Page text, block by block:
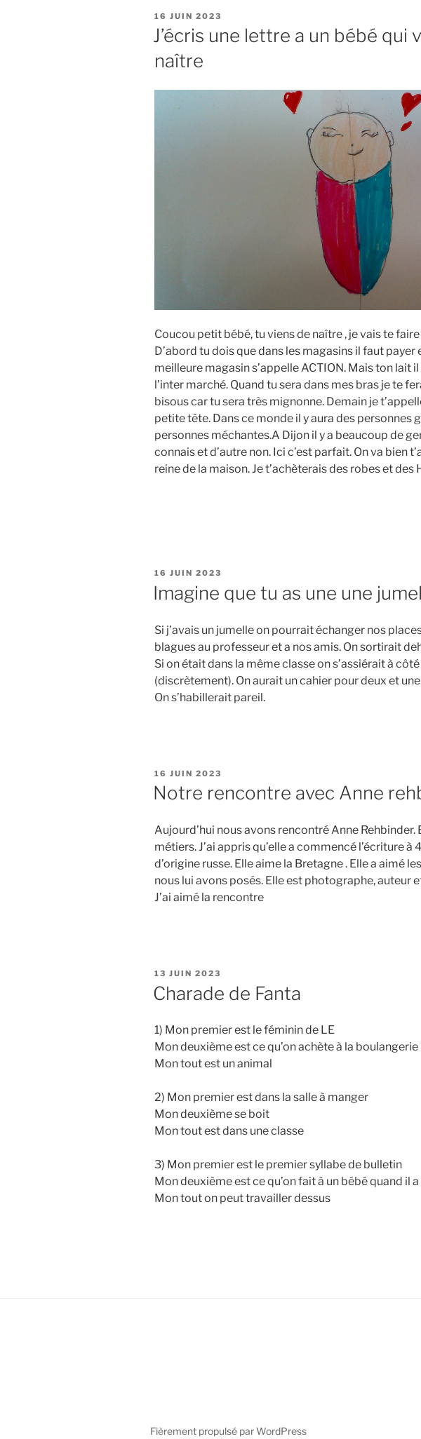
PUBLIÉ
LE
16 JUIN 2023
J’écris une lettre a un bébé qui
naître
Coucou petit bébé, tu viens de naître , je vais te
D’abord tu dois que dans les magasins il faut payer
meilleure magasin s’appelle ACTION. Mais ton lait il
l’inter marché. Quand tu sera dans mes bras je te
bisous car tu sera très mignonne. Demain je
petite tête. Dans ce monde il y aura des personnes
personnes méchantes.A Dijon il y a beaucoup de
connais et d’autre non. Ici c’est parfait. On va bien
reine de la maison. Je t’achèterais des robes et
PUBLIÉ
LE
16 JUIN 2023
Imagine que tu as une une
Si j’avais un jumelle on pourrait échanger nos
blagues au professeur et a nos amis. On sortirait
Si on était dans la même classe on s’assiérait à
(discrètement). On aurait un cahier pour deux et
On s’habillerait pareil.
PUBLIÉ
LE
16 JUIN 2023
Notre rencontre avec Anne
Aujourd’hui nous avons rencontré Anne Rehbinder.
métiers. J’ai appris qu’elle a commencé l’écriture à
d’origine russe. Elle aime la Bretagne . Elle a aimé
nous lui avons posés. Elle est photographe, auteur
J’ai aimé la rencontre
PUBLIÉ
LE
13 JUIN 2023
Charade de Fanta
1) Mon premier est le féminin de LE
Mon deuxième est ce qu’on achète à la boulangerie
Mon tout est un animal
2) Mon premier est dans la salle à manger
Mon deuxième se boit
Mon tout est dans une classe
3) Mon premier est le premier syllabe de bulletin
Mon deuxième est ce qu’on fait à un bébé quand il
Mon tout on peut travailler dessus
Fièrement propulsé par WordPress